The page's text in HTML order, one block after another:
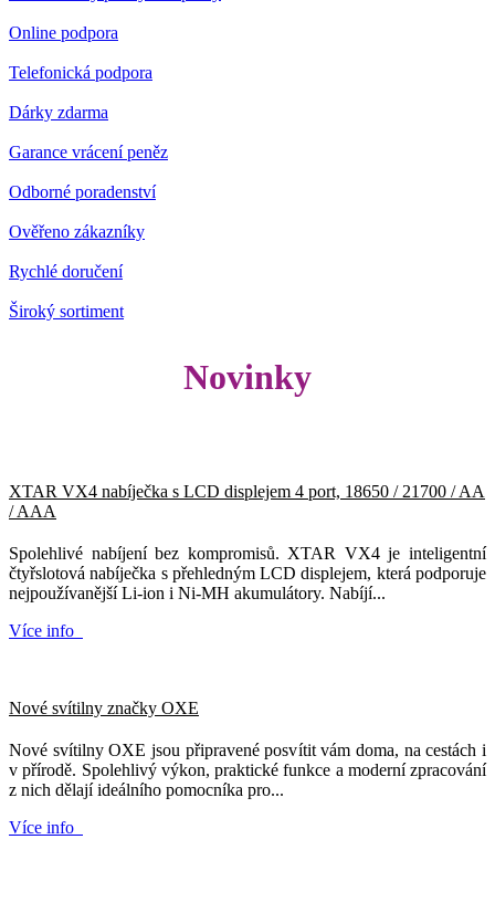
Online podpora
Telefonická podpora
Dárky zdarma
Garance vrácení peněz
Odborné poradenství
Ověřeno zákazníky
Rychlé doručení
Široký sortiment
Novinky
XTAR VX4 nabíječka s LCD displejem 4 port, 18650 / 21700 / AA
/ AAA
Spolehlivé nabíjení bez kompromisů. XTAR VX4 je inteligentní
čtyřslotová nabíječka s přehledným LCD displejem, která podporuje
nejpoužívanější Li-ion i Ni-MH akumulátory. Nabíjí...
Více info
Nové svítilny značky OXE
Nové svítilny OXE jsou připravené posvítit vám doma, na cestách i
v přírodě. Spolehlivý výkon, praktické funkce a moderní zpracování
z nich dělají ideálního pomocníka pro...
Více info